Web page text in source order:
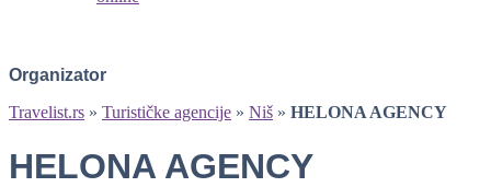
Organizator
Travelist.rs » Turističke agencije » Niš » HELONA AGENCY
HELONA AGENCY